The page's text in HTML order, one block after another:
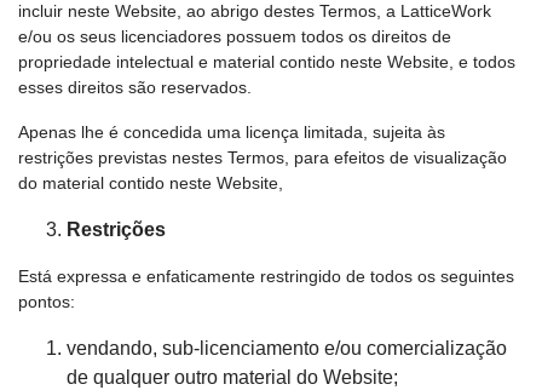
incluir neste Website, ao abrigo destes Termos, a LatticeWork
e/ou os seus licenciadores possuem todos os direitos de
propriedade intelectual e material contido neste Website, e todos
esses direitos são reservados.
Apenas lhe é concedida uma licença limitada, sujeita às
restrições previstas nestes Termos, para efeitos de visualização
do material contido neste Website,
Restrições
Está expressa e enfaticamente restringido de todos os seguintes
pontos:
vendando, sub-licenciamento e/ou comercialização
de qualquer outro material do Website;